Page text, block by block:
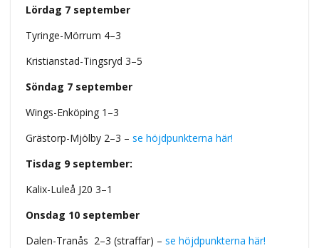
Lördag 7 september
Tyringe-Mörrum 4–3
Kristianstad-Tingsryd 3–5
Söndag 7 september
Wings-Enköping 1–3
Grästorp-Mjölby 2–3 – se höjdpunkterna här!
Tisdag 9 september:
Kalix-Luleå J20 3–1
Onsdag 10 september
Dalen-Tranås 2–3 (straffar) – se höjdpunkterna här!